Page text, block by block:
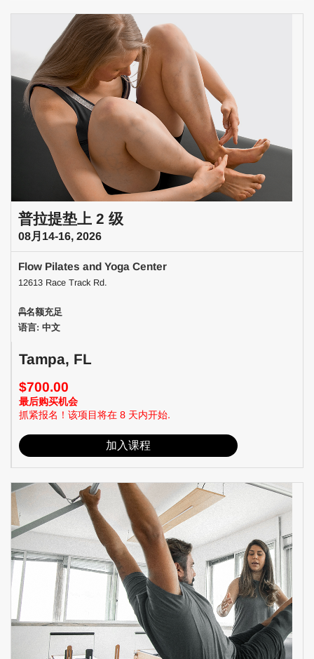
普拉提垫上 2 级
08月14-16, 2026
Flow Pilates and Yoga Center
12613 Race Track Rd.
名额充足
语言: 中文
Tampa, FL
$700.00
最后购买机会
抓紧报名！该项目将在 8 天内开始.
加入课程